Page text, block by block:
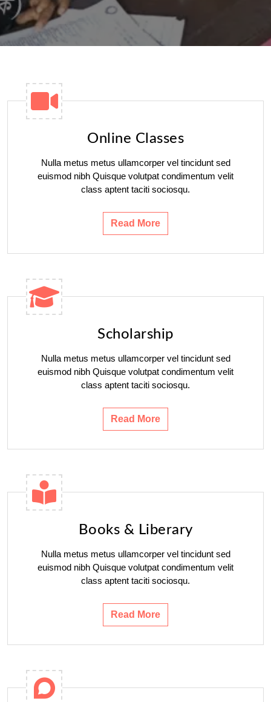
Online Classes
Nulla metus metus ullamcorper vel tincidunt sed
euismod nibh Quisque volutpat condimentum velit
class aptent taciti sociosqu.
Read More
Scholarship
Nulla metus metus ullamcorper vel tincidunt sed
euismod nibh Quisque volutpat condimentum velit
class aptent taciti sociosqu.
Read More
Books & Liberary
Nulla metus metus ullamcorper vel tincidunt sed
euismod nibh Quisque volutpat condimentum velit
class aptent taciti sociosqu.
Read More